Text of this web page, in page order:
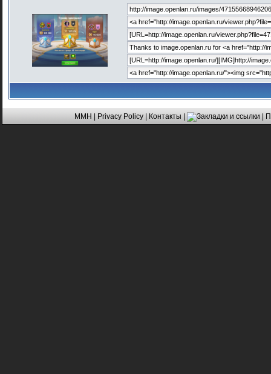
MMH | Privacy Policy| Контакты | |